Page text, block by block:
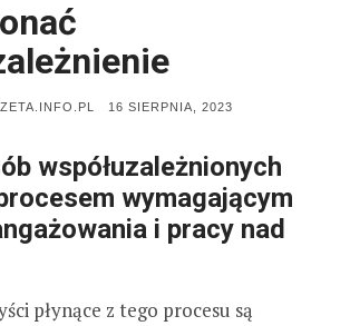
POSTED
16 SIERPNIA, 2023
współuzależnionych
wymagającym
i pracy nad
płynące z tego procesu są